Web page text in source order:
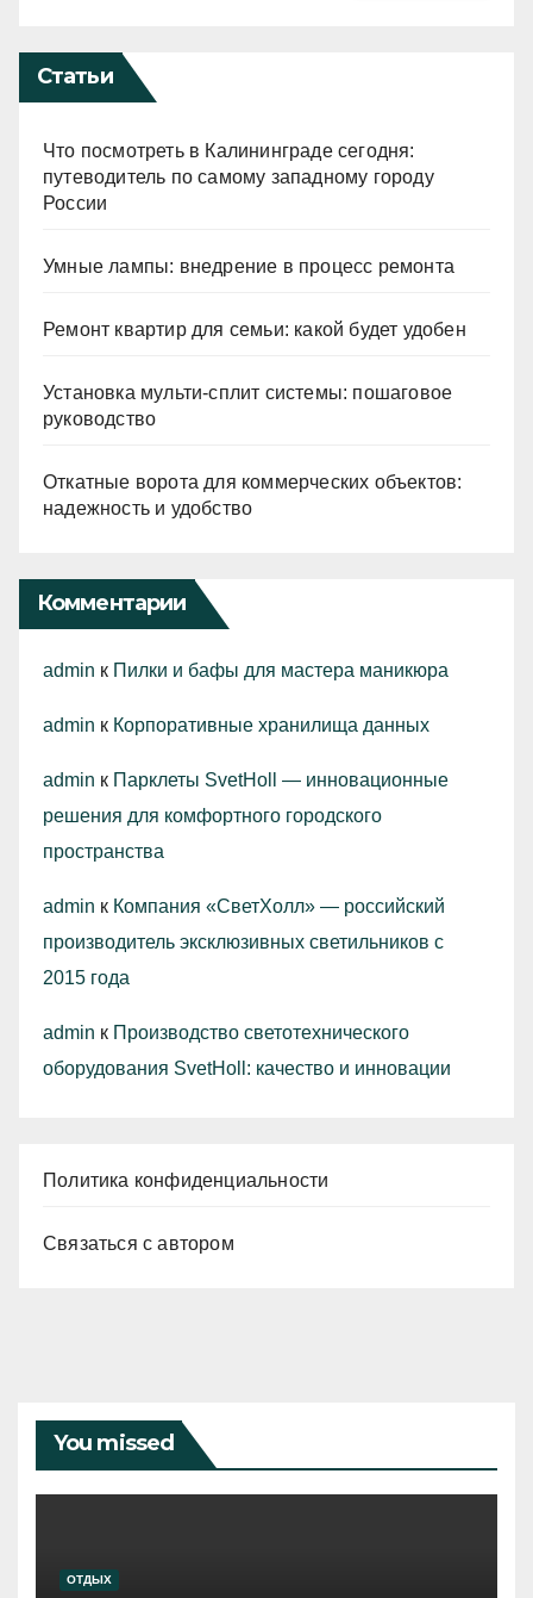
Статьи
Что посмотреть в Калининграде сегодня:
путеводитель по самому западному городу
России
Умные лампы: внедрение в процесс ремонта
Ремонт квартир для семьи: какой будет удобен
Установка мульти-сплит системы: пошаговое
руководство
Откатные ворота для коммерческих объектов:
надежность и удобство
Комментарии
admin к Пилки и бафы для мастера маникюра
admin к Корпоративные хранилища данных
admin к Парклеты SvetHoll — инновационные
решения для комфортного городского
пространства
admin к Компания «СветХолл» — российский
производитель эксклюзивных светильников с
2015 года
admin к Производство светотехнического
оборудования SvetHoll: качество и инновации
Политика конфиденциальности
Связаться с автором
You missed
ОТДЫХ